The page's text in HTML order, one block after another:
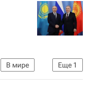
Еще 1
В мире